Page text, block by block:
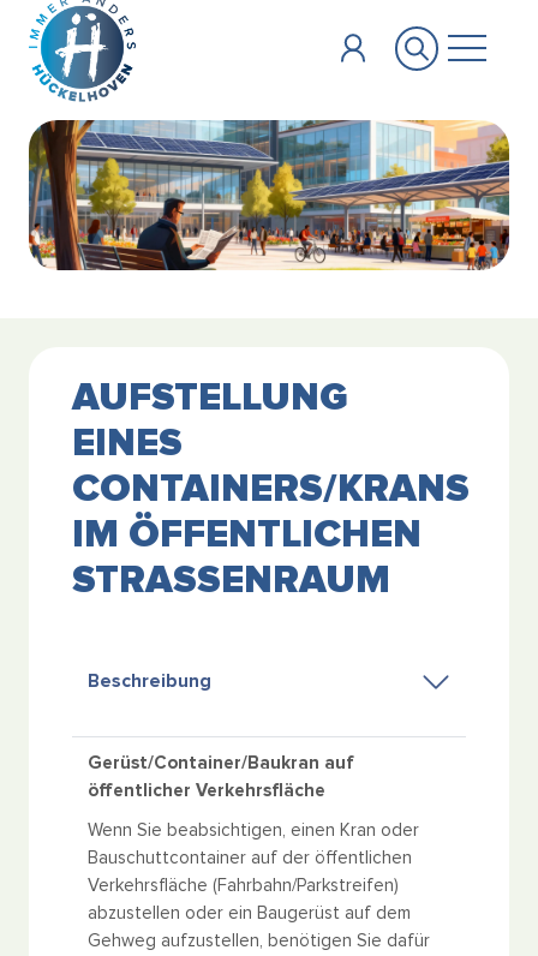
Zum Hauptinhalt springen
AUFSTELLUNG
EINES
CONTAINERS/KRANS
IM ÖFFENTLICHEN
STRASSENRAUM
Beschreibung
Gerüst/Container/Baukran auf
öffentlicher Verkehrsfläche
Wenn Sie beabsichtigen, einen Kran oder
Bauschuttcontainer auf der öffentlichen
Verkehrsfläche (Fahrbahn/Parkstreifen)
abzustellen oder ein Baugerüst auf dem
Gehweg aufzustellen, benötigen Sie dafür